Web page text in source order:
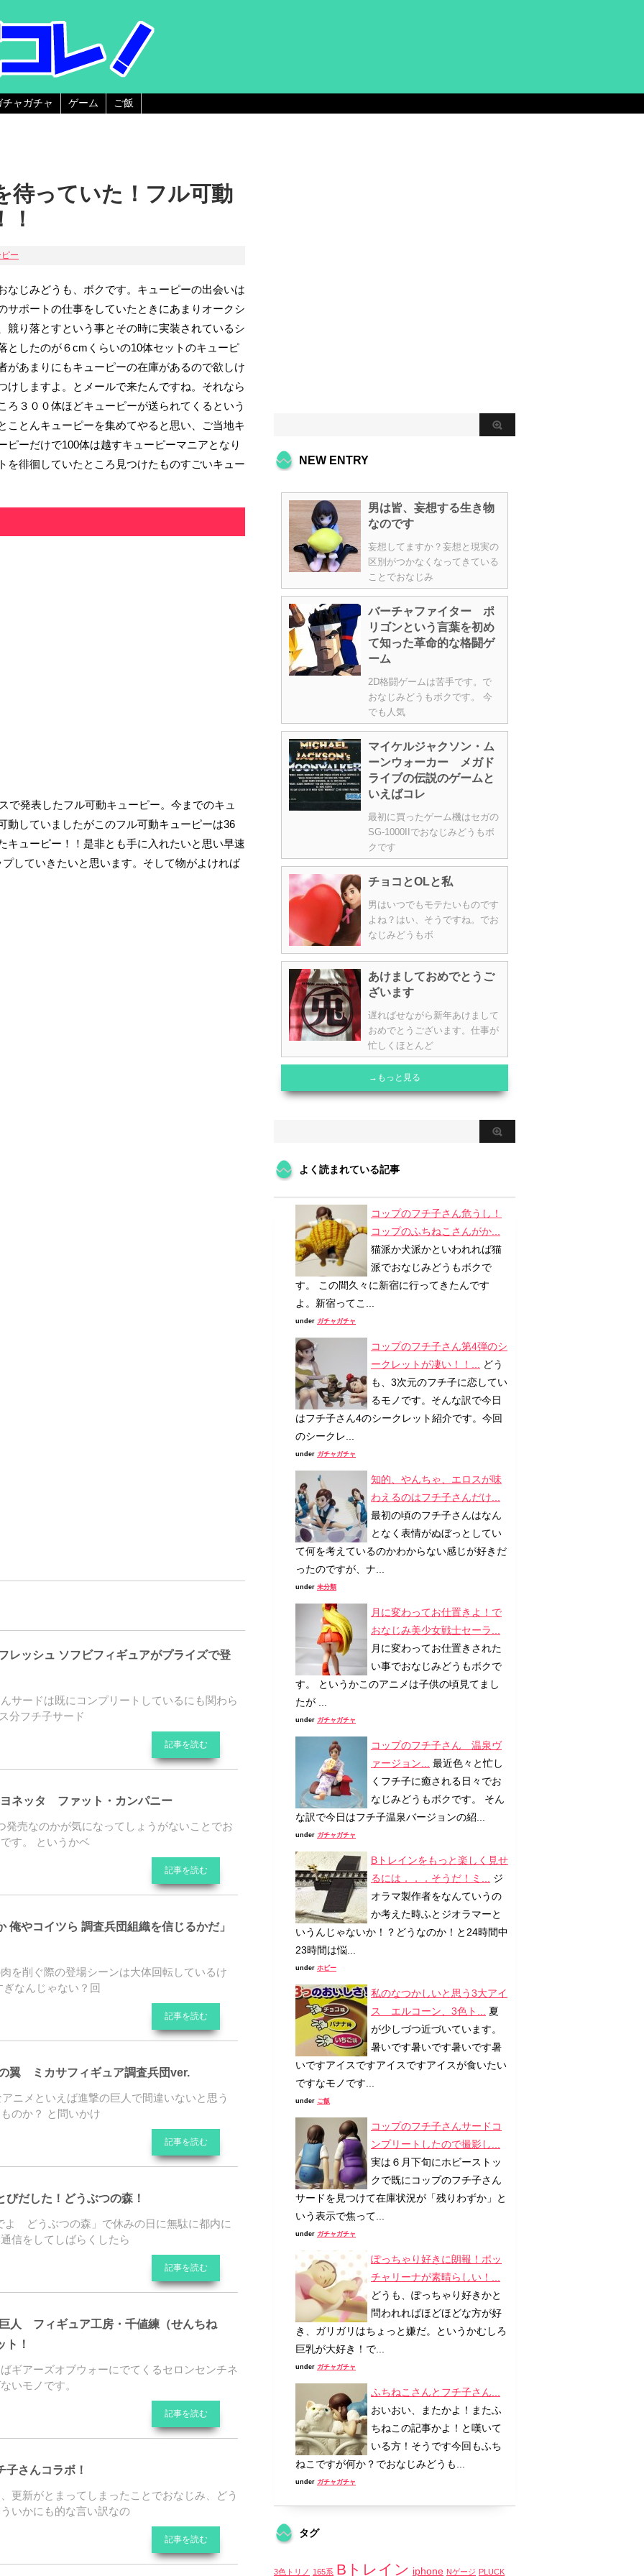
チャガチャ ゲーム ご飯
待っていた！フル可動
ー
なじみどうも、ボクです。キューピーの出会いは
サポートの仕事をしていたときにあまりオークシ
競り落とすという事とその時に実装されているシ
としたのが６cmくらいの10体セットのキューピ
があまりにもキューピーの在庫があるので欲しけ
けしますよ。とメールで来たんですね。それなら
ろ３００体ほどキューピーが送られてくるという
ことんキューピーを集めてやると思い、ご当地キ
ピーだけで100体は越すキューピーマニアとなり
を徘徊していたところ見つけたものすごいキュー
で発表したフル可動キューピー。今までのキュ
動していましたがこのフル可動キューピーは36
キューピー！！是非とも手に入れたいと思い早速
していきたいと思います。そして物がよければ
レッシュ ソフビフィギュアがプライズで登
サードは既にコンプリートしているにも関わら
分フチ子サード
記事を読む
ネッタ ファット・カンパニー
発売なのかが気になってしょうがないことでお
す。 というかベ
記事を読む
俺やコイツら 調査兵団組織を信じるかだ」
を削ぐ際の登場シーンは大体回転しているけ
なんじゃない？回
記事を読む
翼 ミカサフィギュア調査兵団ver.
ニメといえば進撃の巨人で間違いないと思う
のか？ と問いかけ
記事を読む
びだした！どうぶつの森！
よ どうぶつの森」で休みの日に無駄に都内に
信をしてしばらくしたら
記事を読む
人 フィギュア工房・千値練（せんちね
ト！
ギアーズオブウォーにでてくるセロンセンチネ
いモノです。
記事を読む
子さんコラボ！
更新がとまってしまったことでおなじみ、どう
いかにも的な言い訳なの
記事を読む
NEW ENTRY
男は皆、妄想する生き物
なのです
妄想してますか？妄想と現実の
区別がつかなくなってきている
ことでおなじみ
バーチャファイター ポ
リゴンという言葉を初め
て知った革命的な格闘ゲ
ーム
2D格闘ゲームは苦手です。で
おなじみどうもボクです。 今
でも人気
マイケルジャクソン・ム
ーンウォーカー メガド
ライブの伝説のゲームと
いえばコレ
最初に買ったゲーム機はセガの
SG-1000IIでおなじみどうもボ
クです
チョコとOLと私
男はいつでもモテたいものです
よね？はい、そうですね。でお
なじみどうもボ
あけましておめでとうご
ざいます
遅ればせながら新年あけまして
おめでとうございます。仕事が
忙しくほとんど
→もっと見る
よく読まれている記事
コップのフチ子さん危うし！
コップのふちねこさんがか...
猫派か犬派かといわれれば猫
派でおなじみどうもボクで
す。 この間久々に新宿に行ってきたんです
よ。新宿ってこ...
under ガチャガチャ
コップのフチ子さん第4弾のシ
ークレットが凄い！！...
どう
も、3次元のフチ子に恋してい
るモノです。そんな訳で今日
はフチ子さん4のシークレット紹介です。今回
のシークレ...
under ガチャガチャ
知的、やんちゃ、エロスが味
わえるのはフチ子さんだけ...
最初の頃のフチ子さんはなん
となく表情がぬぼっとしてい
て何を考えているのかわからない感じが好きだ
ったのですが、ナ...
under 未分類
月に変わってお仕置きよ！で
おなじみ美少女戦士セーラ...
月に変わってお仕置きされた
い事でおなじみどうもボクで
す。 というかこのアニメは子供の頃見てまし
たが ...
under ガチャガチャ
コップのフチ子さん 温泉ヴ
ァージョン...
最近色々と忙し
くフチ子に癒される日々でお
なじみどうもボクです。 そん
な訳で今日はフチ子温泉バージョンの紹...
under ガチャガチャ
Bトレインをもっと楽しく見せ
るには．．．そうだ！ミ...
ジ
オラマ製作者をなんていうの
か考えた時ふとジオラマーと
いうんじゃないか！？どうなのか！と24時間中
23時間は悩...
under ホビー
私のなつかしいと思う3大アイ
ス エルコーン、3色ト...
夏
が少しづつ近づいています。
暑いです暑いです暑いです暑
いですアイスですアイスですアイスが食いたい
ですなモノです...
under ご飯
コップのフチ子さんサードコ
ンプリートしたので撮影し...
実は６月下旬にホビーストッ
クで既にコップのフチ子さん
サードを見つけて在庫状況が「残りわずか」と
いう表示で焦って...
under ガチャガチャ
ぽっちゃり好きに朗報！ポッ
チャリーナが素晴らしい！...
どうも、ぽっちゃり好きかと
問われればほどほどな方が好
き、ガリガリはちょっと嫌だ。というかむしろ
巨乳が大好き！で...
under ガチャガチャ
ふちねこさんとフチ子さん...
おいおい、またかよ！またふ
ちねこの記事かよ！と嘆いて
いる方！そうです今回もふち
ねこですが何か？でおなじみどうも...
under ガチャガチャ
タグ
3色トリノ 165系 Bトレイン iphone Nゲージ PLUCK